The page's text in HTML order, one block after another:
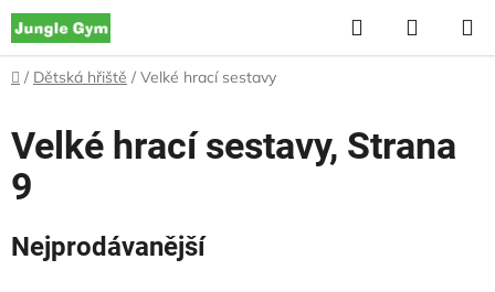
Přejít
na
obsah
Hledat
KOŠÍK
Domů
/ Dětská hřiště / Velké hrací sestavy
Velké hrací sestavy, Strana
9
Nejprodávanější